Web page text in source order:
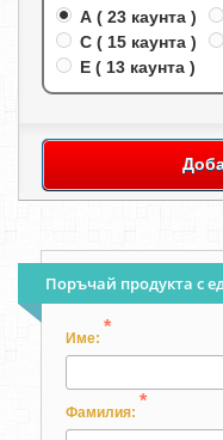
A ( 23 каунта )
C ( 15 каунта )
E ( 13 каунта )
Поръчай продукта с
Име:
*
Фамилия:
*